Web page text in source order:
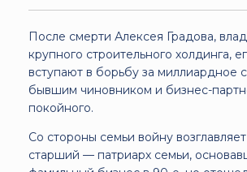
После смерти Алексея Градова,
крупного строительного холдинга,
вступают в борьбу за миллиардное
бывшим чиновником и бизнес-
покойного.
Со стороны семьи войну
старший — патриарх семьи,